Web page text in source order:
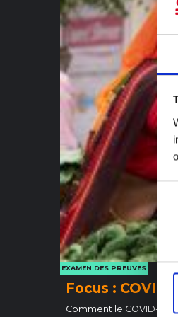
EXAMEN DES PREUVES
Focus :
Comment le COVID-19